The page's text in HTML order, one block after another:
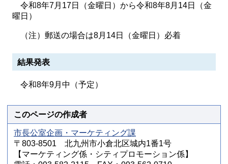
令和8年7月17日（金曜日）から令和8年8月14日（金
曜日）
（注）郵送の場合は8月14日（金曜日）必着
結果発表
令和8年9月中（予定）
このページの作成者
市長公室企画・マーケティング課
〒803-8501 北九州市小倉北区城内1番1号
【マーケティング係・シティプロモーション係】